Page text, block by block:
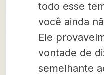
todo esse
você ainda
Ele
vontade de
semelhante